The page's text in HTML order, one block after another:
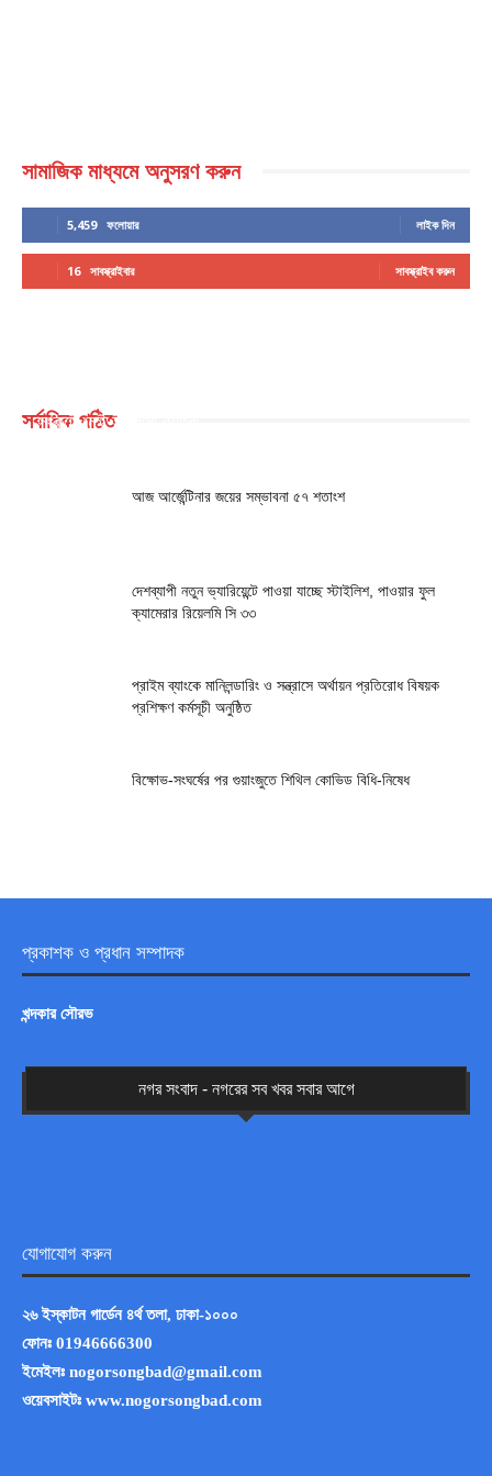
সামাজিক মাধ্যমে অনুসরণ করুন
5,459 ফলোয়ার লাইক দিন
16 সাবস্ক্রাইবার সাবস্ক্রাইব করুন
সর্বাধিক পঠিত
সংকটে নেই ইসলামী ব্যাংক
আজ আর্জেন্টিনার জয়ের সম্ভাবনা ৫৭ শতাংশ
দেশব্যাপী নতুন ভ্যারিয়েন্টে পাওয়া যাচ্ছে স্টাইলিশ, পাওয়ার ফুল
ক্যামেরার রিয়েলমি সি ৩৩
প্রাইম ব্যাংকে মানিলন্ডারিং ও সন্ত্রাসে অর্থায়ন প্রতিরোধ বিষয়ক
প্রশিক্ষণ কর্মসূচী অনুষ্ঠিত
বিক্ষোভ-সংঘর্ষের পর গুয়াংজুতে শিথিল কোভিড বিধি-নিষেধ
প্রকাশক ও প্রধান সম্পাদক
খন্দকার সৌরভ
নগর সংবাদ - নগরের সব খবর সবার আগে
যোগাযোগ করুন
২৬ ইস্কাটন গার্ডেন ৪র্থ তলা, ঢাকা-১০০০
ফোনঃ 01946666300
ইমেইলঃ nogorsongbad@gmail.com
ওয়েবসাইটঃ www.nogorsongbad.com